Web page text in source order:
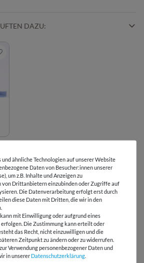
DAZU:
ab 60 € -
mit DHL
ähnliche Technologien auf unserer Website
Daten von Besucher:innen unserer
um z.B. Inhalte und Anzeigen zu
von Drittanbietern einzubinden oder Zugriffe auf
Die Datenverarbeitung erfolgt erst durch
diese Daten mit Dritten, die wir in den
mit Einwilligung oder aufgrund eines
Die Zustimmung kann erteilt oder
das Recht, nicht einzuwilligen und die
Zeitpunkt zu ändern oder zu widerrufen.
Verwendung personenbezogener Daten und
in unserer Daten­schutz­erklärung